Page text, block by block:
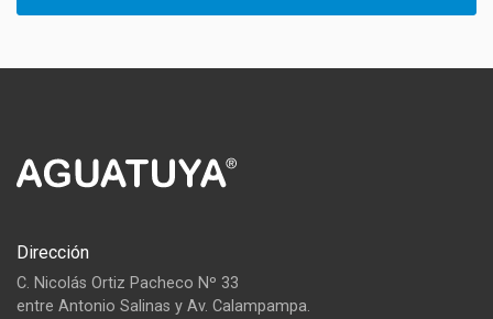
Dirección
C. Nicolás Ortiz Pacheco Nº 33
entre Antonio Salinas y Av. Calampampa.